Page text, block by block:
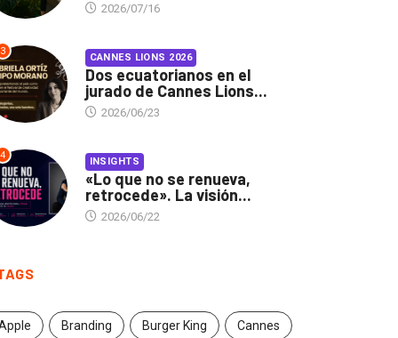
2026/07/16
3 CANNES LIONS 2026
Dos ecuatorianos en el
jurado de Cannes Lions...
2026/06/23
4 INSIGHTS
«Lo que no se renueva,
retrocede». La visión...
2026/06/22
Branding Burger King Cannes